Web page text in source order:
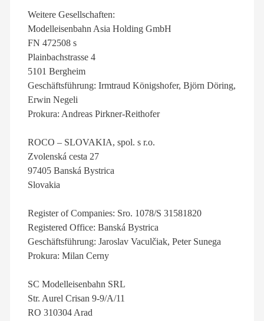
Weitere Gesellschaften:
Modelleisenbahn Asia Holding GmbH
FN 472508 s
Plainbachstrasse 4
5101 Bergheim
Geschäftsführung: Irmtraud Königshofer, Björn Döring,
Erwin Negeli
Prokura: Andreas Pirkner-Reithofer
ROCO – SLOVAKIA, spol. s r.o.
Zvolenská cesta 27
97405 Banská Bystrica
Slovakia
Register of Companies: Sro. 1078/S 31581820
Registered Office: Banská Bystrica
Geschäftsführung: Jaroslav Vaculčiak, Peter Sunega
Prokura: Milan Cerny
SC Modelleisenbahn SRL
Str. Aurel Crisan 9-9/A/11
RO 310304 Arad